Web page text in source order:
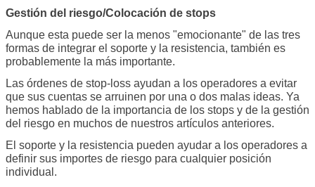
Gestión del riesgo/Colocación de stops
Aunque esta puede ser la menos "emocionante" de las tres
formas de integrar el soporte y la resistencia, también es
probablemente la más importante.
Las órdenes de stop-loss ayudan a los operadores a evitar
que sus cuentas se arruinen por una o dos malas ideas. Ya
hemos hablado de la importancia de los stops y de la gestión
del riesgo en muchos de nuestros artículos anteriores.
El soporte y la resistencia pueden ayudar a los operadores a
definir sus importes de riesgo para cualquier posición
individual.